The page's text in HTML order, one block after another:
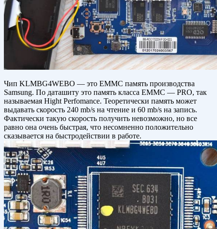
Чип KLMBG4WEBO — это EMMC память производства
Samsung. По даташиту это память класса EMMC — PRO, так
называемая Hight Perfomance. Теоретически память может
выдавать скорость 240 mb/s на чтение и 60 mb/s на запись.
Фактически такую скорость получить невозможно, но все
равно она очень быстрая, что несомненно положительно
сказывается на быстродействии в работе.